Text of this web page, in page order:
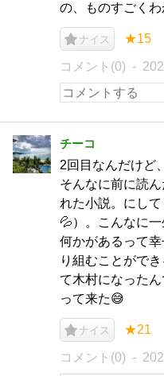
の、ものすごくわ
ナイス ★15
コメント(0)
チーコ
2回目なんだけど
そんなに前に読
れた小説。にし
💦）。こんなに
何かがあるって
り組むことがで
て木村になった
って来た😅
ナイス ★21
コメント(0)